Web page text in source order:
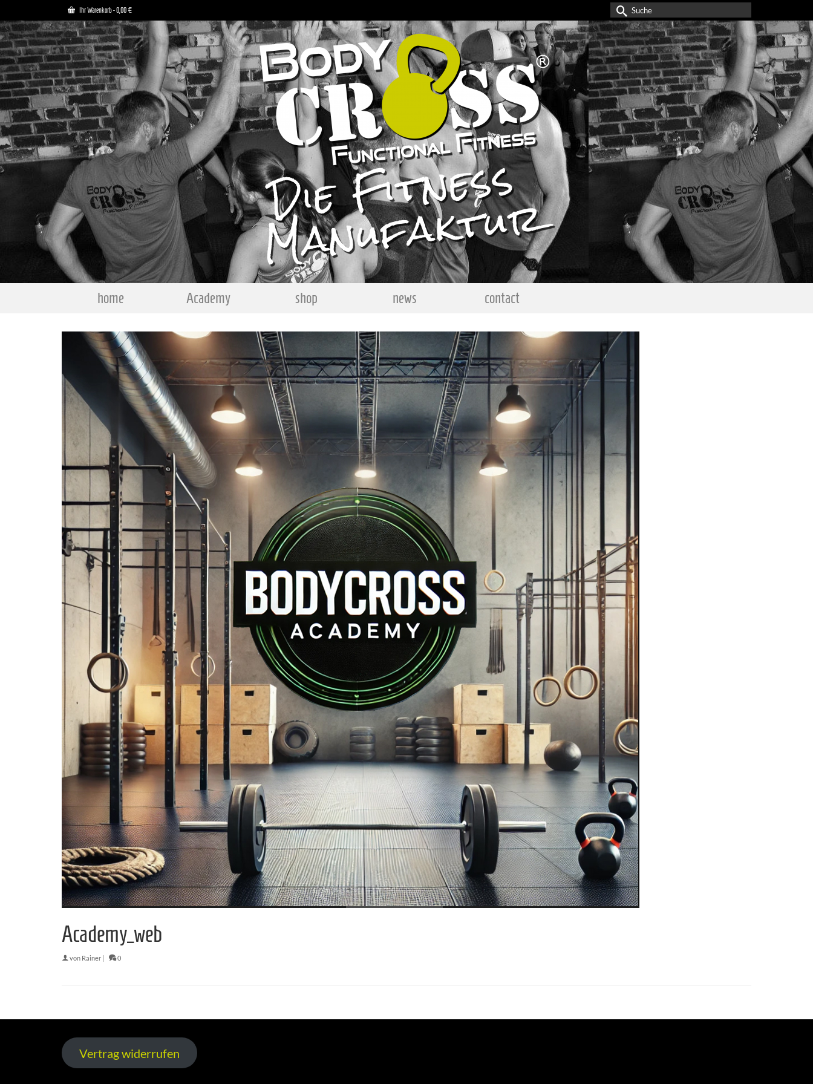
Ihr Warenkorb-0,00 €
Suche
nach:
home Academy shop news contact
Academy_web
von Rainer | 0
Vertrag widerrufen